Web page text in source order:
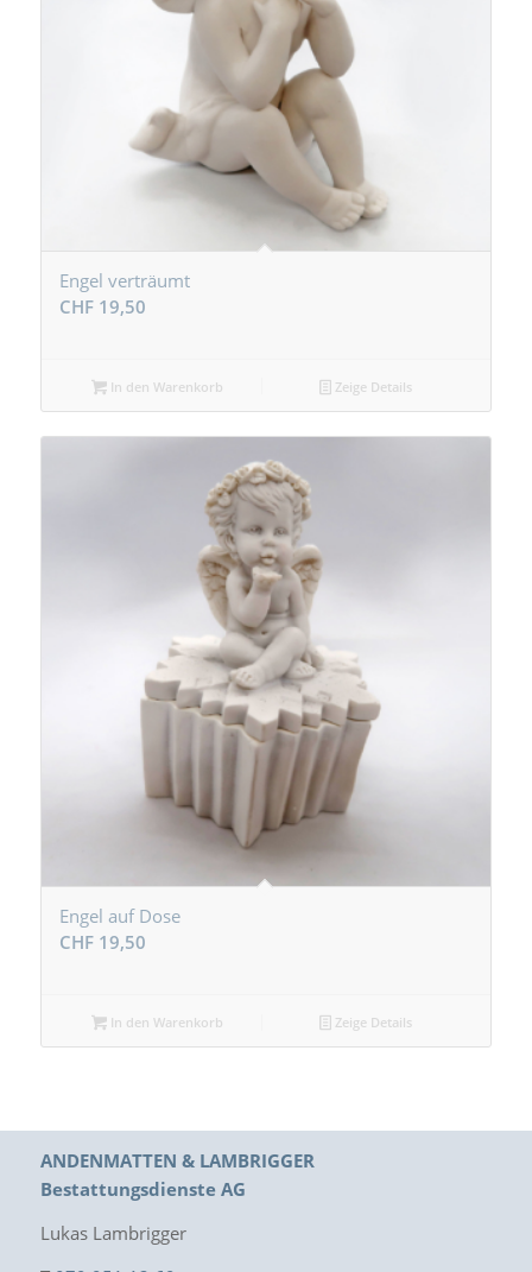
Engel verträumt
CHF19,50
In den Warenkorb Zeige Details
Engel auf Dose
CHF19,50
In den Warenkorb Zeige Details
ANDENMATTEN & LAMBRIGGER
Bestattungsdienste AG
Lukas Lambrigger